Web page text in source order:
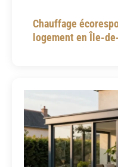
Chauffage
logement en Île-